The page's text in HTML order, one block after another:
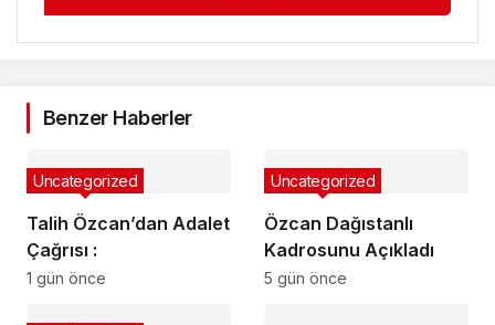
Benzer Haberler
Talih Özcan’dan Adalet
Çağrısı :
Uncategorized
1 gün önce
Özcan Dağıstanlı
Kadrosunu Açıkladı
Uncategorized
5 gün önce